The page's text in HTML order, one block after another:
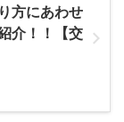
方にあわせ
介！！【交